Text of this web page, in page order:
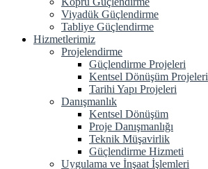
Viyadük Güçlendirme
Tabliye Güçlendirme
Hizmetlerimiz
Projelendirme
Güçlendirme Projeleri
Kentsel Dönüşüm Projeleri
Tarihi Yapı Projeleri
Danışmanlık
Kentsel Dönüşüm
Proje Danışmanlığı
Teknik Müşavirlik
Güçlendirme Hizmeti
Uygulama ve İnşaat İşlemleri